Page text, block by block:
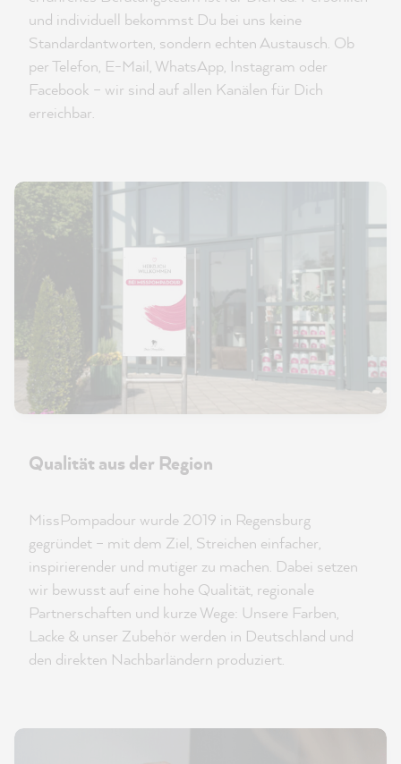
und individuell bekommst Du bei uns keine
Standardantworten, sondern echten Austausch. Ob
per Telefon, E-Mail, WhatsApp, Instagram oder
Facebook – wir sind auf allen Kanälen für Dich
erreichbar.
Qualität aus der Region
MissPompadour wurde 2019 in Regensburg
gegründet – mit dem Ziel, Streichen einfacher,
inspirierender und mutiger zu machen. Dabei setzen
wir bewusst auf eine hohe Qualität, regionale
Partnerschaften und kurze Wege: Unsere Farben,
Lacke & unser Zubehör werden in Deutschland und
den direkten Nachbarländern produziert.